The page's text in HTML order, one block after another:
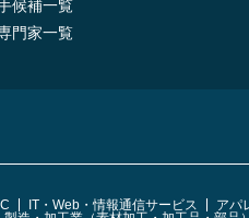
候補一覧
門家一覧
IT・Web・情報通信サービス アパ